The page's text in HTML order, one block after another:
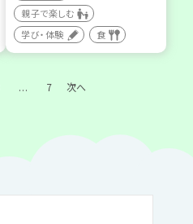
親子で楽しむ
学び・体験
食
… 7 次へ